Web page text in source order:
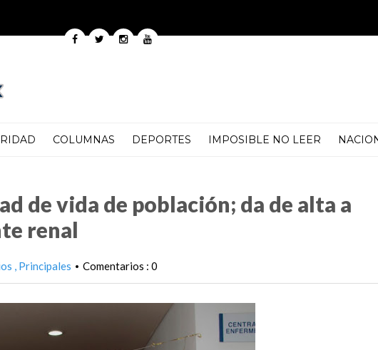
COLUMNAS DEPORTES IMPOSIBLE NO LEER
de vida de población; da de alta a
renal
Principales • Comentarios : 0